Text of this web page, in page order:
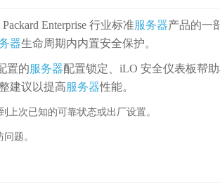
Enterprise 行业标准服务器产品的一
器生命周期内内置安全保护。
置的服务器配置锁定、iLO 安全仪表板帮
建议以提高服务器性能。
上次已知的可靠状态或出厂设置。
题。